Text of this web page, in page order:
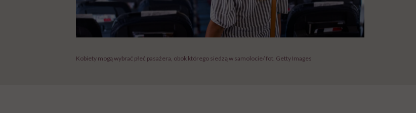
Kobiety mogą wybrać płeć pasażera, obok którego siedzą w samolocie/ fot. Getty Images